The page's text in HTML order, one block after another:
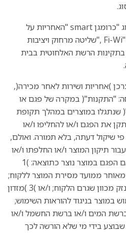
ברכישת מפסק חכם מסוג "כרומגן smart "האחריות על
פעולה תקינה של פונקציות ה "Fi-Wi ,"שליטה מרחוק ויציבות
הרשת האלחוטית בבית
)אחריות ושירות לאחר מכירה(,
בסעיף זה: "התקנות"( במקרה של פגם או
שנתגלו במוצרים במהלך תקופת
את הפגם ו/או להחליפו ו/או
שיקול דעתה, בלא תמורה. ואולם,
תיקון המוצר ו/או החלפתו ו/או
אספקת חלקי חילוף למוצר אם הפגם במוצר נוצר כתוצאה: )1
ממועד מסירת המוצר ללקוח;
ו/או )2 )כשמקור הפגם הוא בנזק מכוון שגרם הלקוח; ו/או )3 )מזדון
במוצר בניגוד להוראות השימוש;
ברשת המים ו/או ברשת החשמל ו/או
המוצר שבוצע בידי מי שלא הורשה לכך